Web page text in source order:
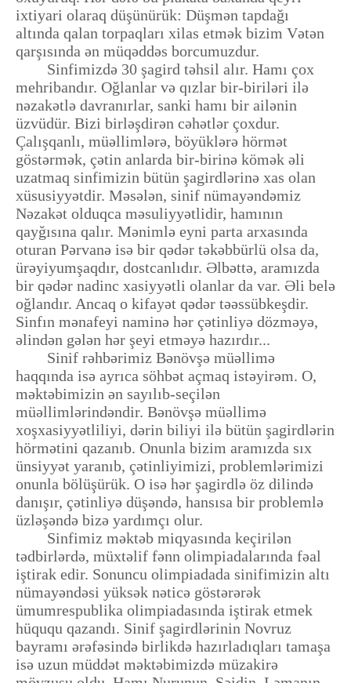
ixtiyari olaraq düşünürük: Düşmən tapdağı
altında qalan torpaqları xilas etmək bizim Vətən
qarşısında ən müqəddəs borcumuzdur.
Sinfimizdə 30 şagird təhsil alır. Hamı çox
mehribandır. Oğlanlar və qızlar bir-biriləri ilə
nəzakətlə davranırlar, sanki hamı bir ailənin
üzvüdür. Bizi birləşdirən cəhətlər çoxdur.
Çalışqanlı, müəllimlərə, böyüklərə hörmət
göstərmək, çətin anlarda bir-birinə kömək əli
uzatmaq sinfimizin bütün şagirdlərinə xas olan
xüsusiyyətdir. Məsələn, sinif nümayəndəmiz
Nəzakət olduqca məsuliyyətlidir, hamının
qayğısına qalır. Mənimlə eyni parta arxasında
oturan Pərvanə isə bir qədər təkəbbürlü olsa da,
ürəyiyumşaqdır, dostcanlıdır. Əlbəttə, aramızda
bir qədər nadinc xasiyyətli olanlar da var. Əli belə
oğlandır. Ancaq o kifayət qədər təəssübkeşdir.
Sinfın mənafeyi naminə hər çətinliyə dözməyə,
əlindən gələn hər şeyi etməyə hazırdır...
Sinif rəhbərimiz Bənövşə müəllimə
haqqında isə ayrıca söhbət açmaq istəyirəm. O,
məktəbimizin ən sayılıb-seçilən
müəllimlərindəndir. Bənövşə müəllimə
xoşxasiyyətliliyi, dərin biliyi ilə bütün şagirdlərin
hörmətini qazanıb. Onunla bizim aramızda sıx
ünsiyyət yaranıb, çətinliyimizi, problemlərimizi
onunla bölüşürük. O isə hər şagirdlə öz dilində
danışır, çətinliyə düşəndə, hansısa bir problemlə
üzləşəndə bizə yardımçı olur.
Sinfimiz məktəb miqyasında keçirilən
tədbirlərdə, müxtəlif fənn olimpiadalarında fəal
iştirak edir. Sonuncu olimpiadada sinifimizin altı
nümayəndəsi yüksək nəticə göstərərək
ümumrespublika olimpiadasında iştirak etmek
hüququ qazandı. Sinif şagirdlərinin Novruz
bayramı ərəfəsində birlikdə hazırladıqları tamaşa
isə uzun müddət məktəbimizdə müzakirə